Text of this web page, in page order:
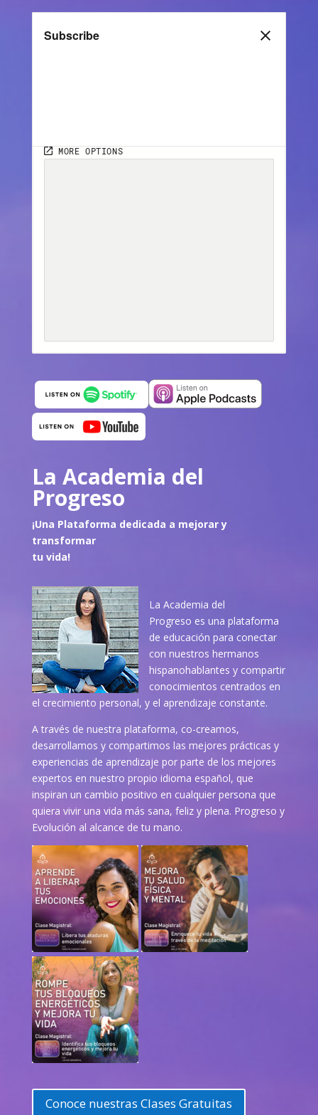
La Academia del
Progreso
¡Una Plataforma dedicada a mejorar y
transformar
tu vida!
La Academia del
Progreso es una plataforma
de educación para conectar
con nuestros hermanos
hispanohablantes y compartir
conocimientos centrados en
el crecimiento personal, y el aprendizaje constante.
A través de nuestra plataforma, co-creamos,
desarrollamos y compartimos las mejores prácticas y
experiencias de aprendizaje por parte de los mejores
expertos en nuestro propio idioma español, que
inspiran un cambio positivo en cualquier persona que
quiera vivir una vida más sana, feliz y plena. Progreso y
Evolución al alcance de tu mano.
Conoce nuestras Clases Gratuitas